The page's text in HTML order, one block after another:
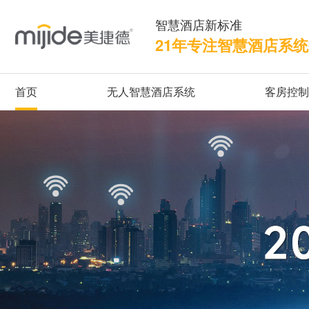
智慧酒店新标准
21年专注智慧酒店系
首页 无人智慧酒店系统 客房控